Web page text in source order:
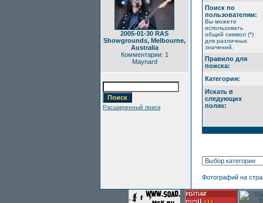
2005-01-30 RAS
Showgrounds, Melbourne,
Australia
Комментарии: 1
Maynard
Расширенный поиск
Поиск по
пользователям:
Вы можете
использовать
общий символ (*)
для различных
значений.
Правило для
поиска:
Категория:
Искать в
следующих
полях:
Фотографий на